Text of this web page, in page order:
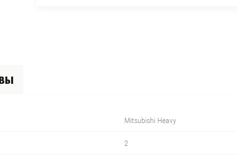
Mitsubishi Heavy
2